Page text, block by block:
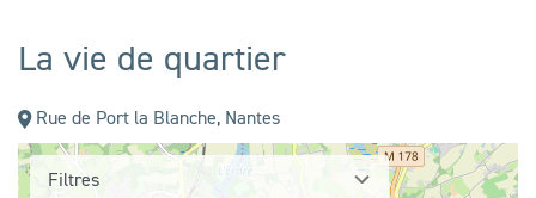
La vie de quartier
Rue de Port la Blanche, Nantes
Filtres